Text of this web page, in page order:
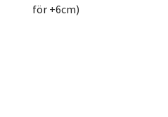
för +6cm)